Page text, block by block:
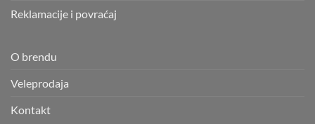
Reklamacije i povraćaj
O brendu
Veleprodaja
Kontakt